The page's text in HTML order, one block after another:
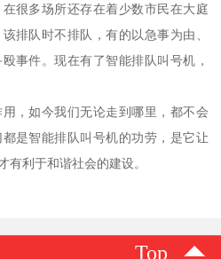
很多场所还存在着少数市民在大庭
排队时不排队，有的以急事为由、
事件。现在有了智能排队叫号机，
，如今我们无论走到哪里，都不会
是智能排队叫号机的功劳，是它让
有利于和谐社会的建设。
Top